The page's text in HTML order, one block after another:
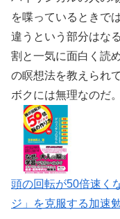
を喋っているときで
違うという部分はな
割と一気に面白く読
の瞑想法を教えられ
ボクには無理なのだ。
頭の回転が50倍速く
ジ」を克服する加速